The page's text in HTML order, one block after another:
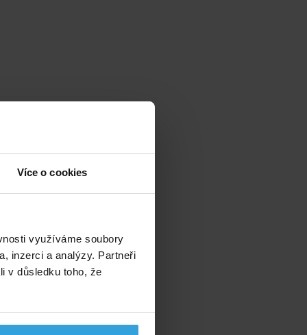
Více o cookies
využíváme soubory
inzerci a analýzy. Partneři
v důsledku toho, že